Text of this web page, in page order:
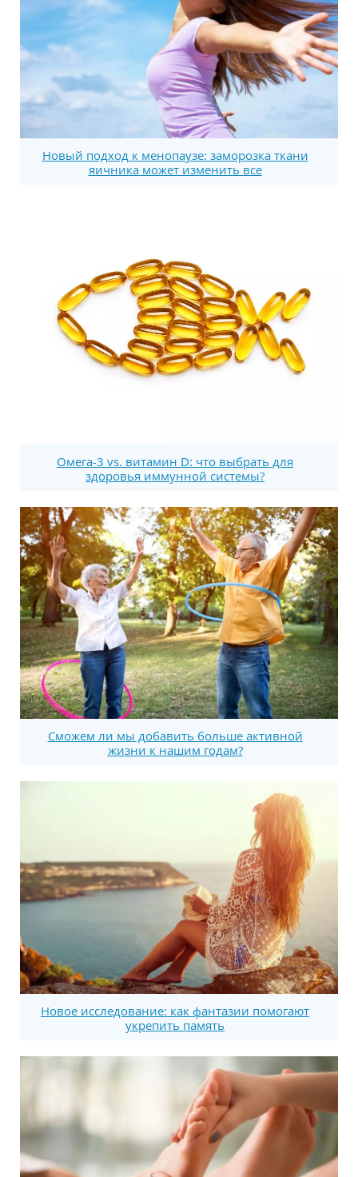
Новый подход к менопаузе: заморозка ткани
яичника может изменить все
Омега-3 vs. витамин D: что выбрать для
здоровья иммунной системы?
Сможем ли мы добавить больше активной
жизни к нашим годам?
Новое исследование: как фантазии помогают
укрепить память